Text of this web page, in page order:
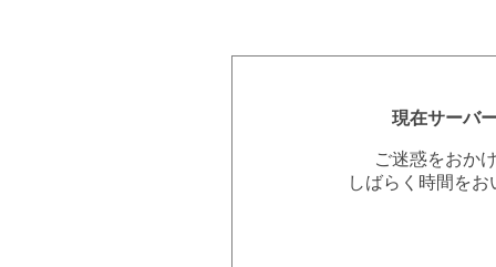
現在サーバ
ご迷惑をおか
しばらく時間を